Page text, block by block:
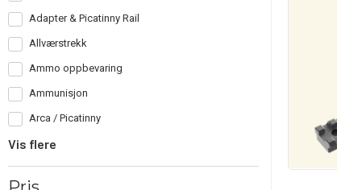
Adapter & Picatinny Rail
Allværstrekk
Ammo oppbevaring
Ammunisjon
Arca / Picatinny
Vis flere